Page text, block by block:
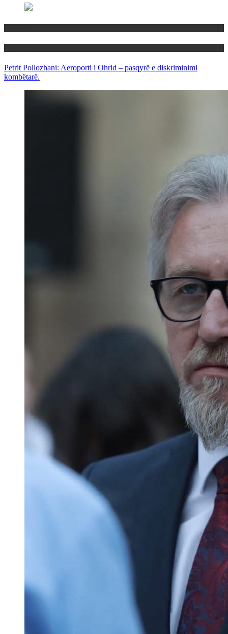
Petrit Pollozhani: Aeroporti i Ohrid – pasqyrë e diskriminimi
kombëtarë.